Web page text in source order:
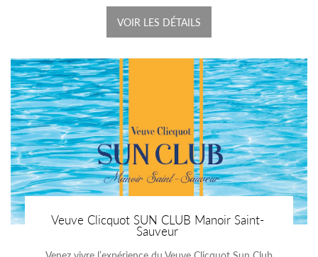
VOIR LES DÉTAILS
Veuve Clicquot SUN CLUB Manoir Saint-
Sauveur